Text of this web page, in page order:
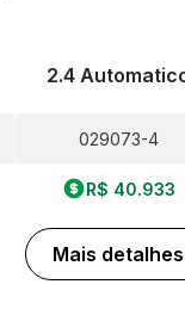
2.4
029073-4
R$ 40.933
Mais detalhes